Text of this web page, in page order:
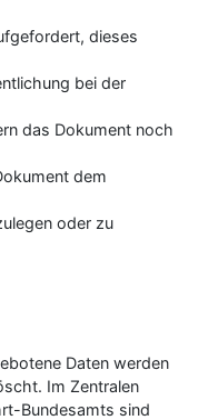
dieses
bei der
das Dokument noch
dem
oder zu
Daten werden
Im Zentralen
Bundesamts sind